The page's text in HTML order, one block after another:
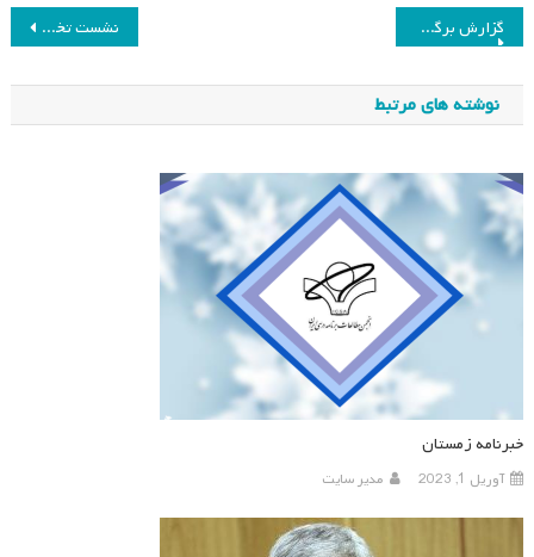
راهبری
نوشته
نشست تخصصی «چالش‌های برنامه درسی و آموزش فنی و حرفه‌ای» گزارش برگزاری نشست تخصصی «چالش‌های برنامه درسی و آموزش فنی و حرفه‌ای»
نوشته های مرتبط
خبرنامه زمستان
آوریل 1, 2023 مدیر سایت